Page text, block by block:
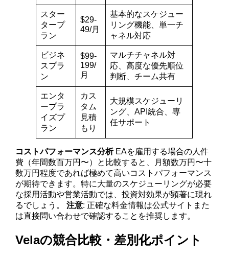
スター
タープ
ラン
$29-
49/月
基本的なスケジュー
リング機能、単一チ
ャネル対応
ビジネ
スプラ
ン
$99-
199/
月
マルチチャネル対
応、高度な優先順位
判断、チーム共有
エンタ
ープラ
イズプ
ラン
カス
タム
見積
もり
大規模スケジューリ
ング、API統合、専
任サポート
コストパフォーマンス分析EAを雇用する場合の人件
費（年間数百万円〜）と比較すると、月額数万円〜十
数万円程度であれば極めて高いコストパフォーマンス
が期待できます。特に大量のスケジューリングが必要
な採用活動や営業活動では、投資対効果が顕著に現れ
るでしょう。注意: 正確な料金情報は公式サイトまた
は直接問い合わせで確認することを推奨します。
Velaの競合比較・差別化ポイント